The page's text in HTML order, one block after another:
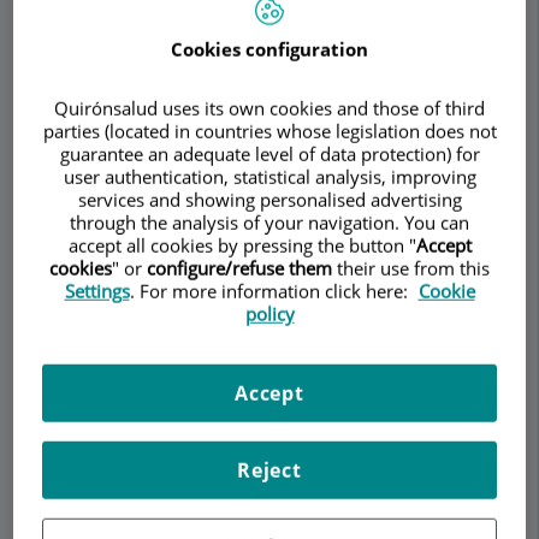
UROLOGYANDROLOGY
DescriptionServicesTeamContactRelevant details
Opening hours
Make an appointment
Unidad de Eyaculación
Laeyaculación precoz
una de las disfunciones
sexuales masculinas más
Cookies configuration
Quirónsalud uses its own cookies and those of third
parties (located in countries whose legislation does not
guarantee an adequate level of data protection) for
user authentication, statistical analysis, improving
services and showing personalised advertising
through the analysis of your navigation. You can
accept all cookies by pressing the button "Accept
cookies" or configure/refuse them their use from this
Settings. For more information click here: Cookie
policy
Reject
Accept